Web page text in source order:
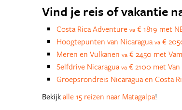
Vind je reis of vakantie
Costa Rica Adventure va € 1819 met
Hoogtepunten van Nicaragua va €
Meren en Vulkanen va € 2450 met
Selfdrive Nicaragua va € 2100 met
Groepsrondreis Nicaragua en Costa
Bekijkalle 15 reizen naar Matagalpa!